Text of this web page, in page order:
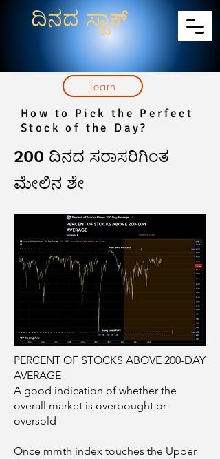
ದಿನದ ಸ್ಟಾಕ್
How to Pick the Perfect
Stock of the Day?
Learn
200 ದಿನದ ಸರಾಸರಿಗಿಂತ
ಮೇಲಿನ ಶೇ
PERCENT OF STOCKS ABOVE 200-DAY
AVERAGE
A good indication of whether the
overall market is overbought or
oversold
Once mmth index touches the Upper